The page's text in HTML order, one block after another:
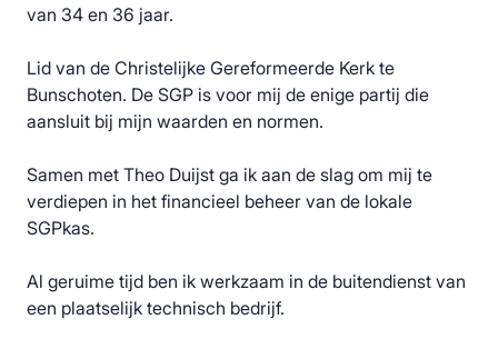
van 34 en 36 jaar.
Lid van de Christelijke Gereformeerde Kerk te
Bunschoten. De SGP is voor mij de enige partij die
aansluit bij mijn waarden en normen.
Samen met Theo Duijst ga ik aan de slag om mij te
verdiepen in het financieel beheer van de lokale
SGPkas.
Al geruime tijd ben ik werkzaam in de buitendienst van
een plaatselijk technisch bedrijf.